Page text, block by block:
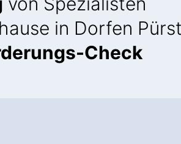
in Dorfen
Check